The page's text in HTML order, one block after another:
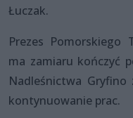
Łuczak.
Prezes Pomorskiego
ma zamiaru kończyć
Nadleśnictwa
kontynuowanie prac.